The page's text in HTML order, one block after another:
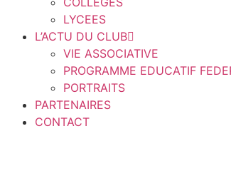
LYCEES
L’ACTU DU CLUB
VIE ASSOCIATIVE
PROGRAMME EDUCATIF
PORTRAITS
PARTENAIRES
CONTACT